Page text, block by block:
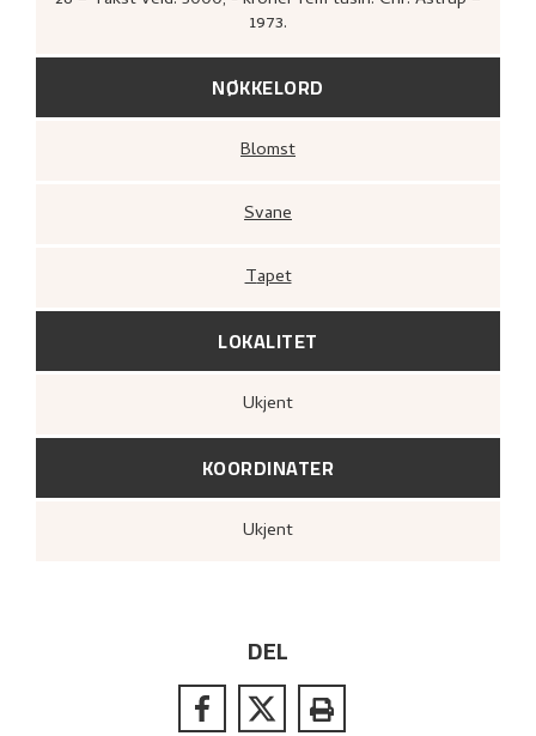
1973.
NØKKELORD
Blomst
Svane
Tapet
LOKALITET
Ukjent
KOORDINATER
Ukjent
DEL